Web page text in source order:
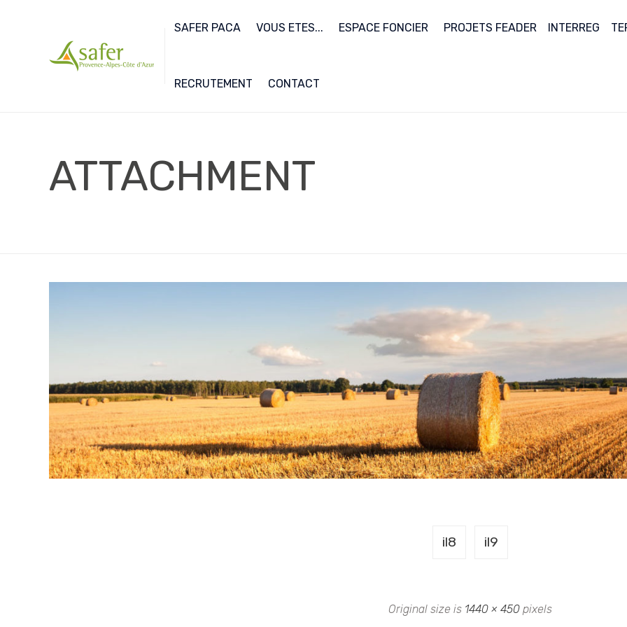
SAFER PACA VOUS ETES... ESPACE FONCIER PROJETS FEADER INTERREG
RECRUTEMENT CONTACT
ATTACHMENT
il8 il9
Original size is 1440 × 450 pixels